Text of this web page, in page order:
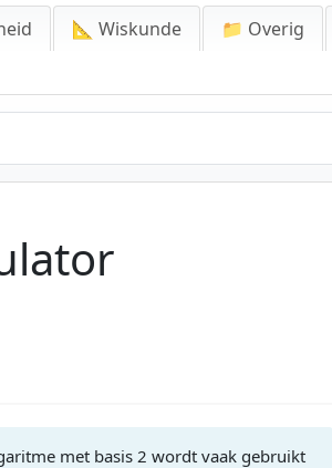
📐 Wiskunde 📁 Overig
met basis 2 wordt vaak gebruikt